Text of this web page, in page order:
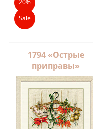
Sale
1794 «Острые
приправы»